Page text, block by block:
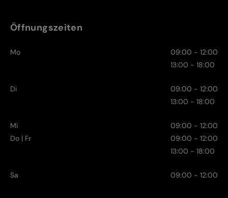
Öffnungszeiten
Mo
09:00 - 12:00
13:00 - 18:00
Di
09:00 - 12:00
13:00 - 18:00
Mi
09:00 - 12:00
Do | Fr
09:00 - 12:00
13:00 - 18:00
Sa 09:00 - 12:00